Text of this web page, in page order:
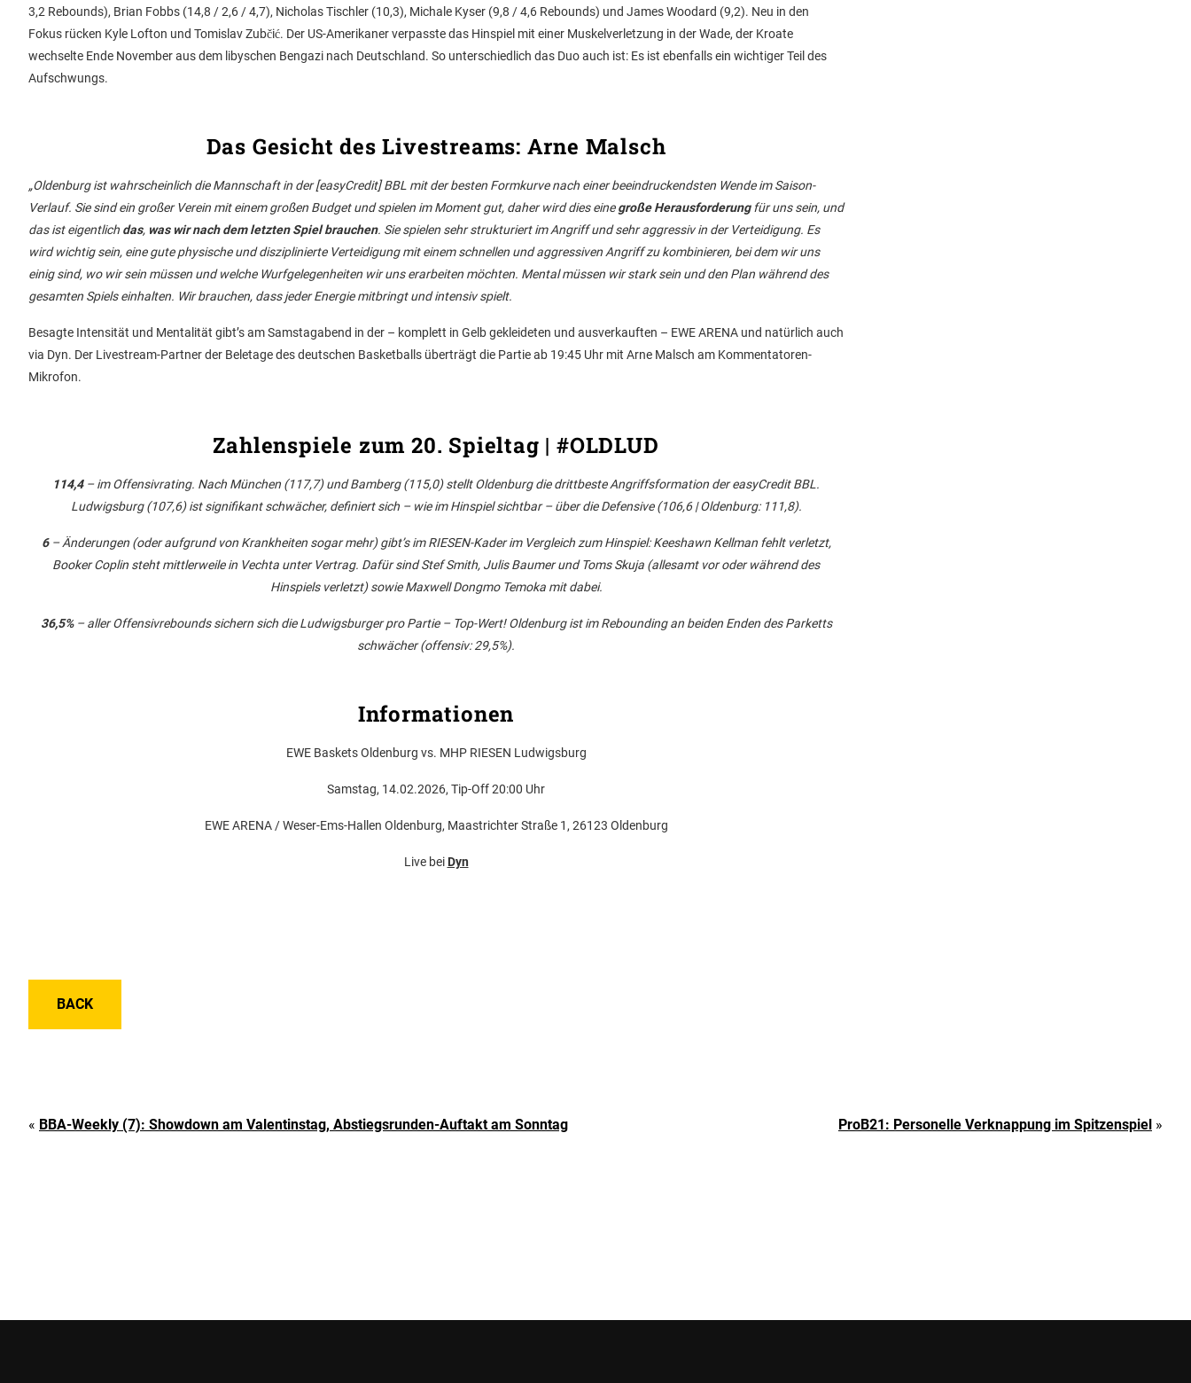
3,2 Rebounds), Brian Fobbs (14,8 / 2,6 / 4,7), Nicholas Tischler (10,3), Michale Kyser (9,8 / 4,6 Rebounds) und James Woodard (9,2). Neu in den
Fokus rücken Kyle Lofton und Tomislav Zubčić. Der US-Amerikaner verpasste das Hinspiel mit einer Muskelverletzung in der Wade, der Kroate
wechselte Ende November aus dem libyschen Bengazi nach Deutschland. So unterschiedlich das Duo auch ist: Es ist ebenfalls ein wichtiger Teil des
Aufschwungs.
Das Gesicht des Livestreams: Arne Malsch
„Oldenburg ist wahrscheinlich die Mannschaft in der [easyCredit] BBL mit der besten Formkurve nach einer beeindruckendsten Wende im Saison-
Verlauf. Sie sind ein großer Verein mit einem großen Budget und spielen im Moment gut, daher wird dies einegroße Herausforderungfür uns sein, und
das ist eigentlich das, was wir nach dem letzten Spiel brauchen. Sie spielen sehr strukturiert im Angriff und sehr aggressiv in der Verteidigung. Es
wird wichtig sein, eine gute physische und disziplinierte Verteidigung mit einem schnellen und aggressiven Angriff zu kombinieren, bei dem wir uns
einig sind, wo wir sein müssen und welche Wurfgelegenheiten wir uns erarbeiten möchten. Mental müssen wir stark sein und den Plan während des
gesamten Spiels einhalten. Wir brauchen, dass jeder Energie mitbringt und intensiv spielt.
Besagte Intensität und Mentalität gibt’s am Samstagabend in der – komplett in Gelb gekleideten und ausverkauften – EWE ARENA und natürlich auch
via Dyn. Der Livestream-Partner der Beletage des deutschen Basketballs überträgt die Partie ab 19:45 Uhr mit Arne Malsch am Kommentatoren-
Mikrofon.
Zahlenspiele zum 20. Spieltag | #OLDLUD
114,4 – im Offensivrating. Nach München (117,7) und Bamberg (115,0) stellt Oldenburg die drittbeste Angriffsformation der easyCredit BBL.
Ludwigsburg (107,6) ist signifikant schwächer, definiert sich – wie im Hinspiel sichtbar – über die Defensive (106,6 | Oldenburg: 111,8).
6– Änderungen (oder aufgrund von Krankheiten sogar mehr) gibt’s im RIESEN-Kader im Vergleich zum Hinspiel: Keeshawn Kellman fehlt verletzt,
Booker Coplin steht mittlerweile in Vechta unter Vertrag. Dafür sind Stef Smith, Julis Baumer und Toms Skuja (allesamt vor oder während des
Hinspiels verletzt) sowie Maxwell Dongmo Temoka mit dabei.
36,5%– aller Offensivrebounds sichern sich die Ludwigsburger pro Partie – Top-Wert! Oldenburg ist im Rebounding an beiden Enden des Parketts
schwächer (offensiv: 29,5%).
Informationen
EWE Baskets Oldenburg vs. MHP RIESEN Ludwigsburg
Samstag, 14.02.2026, Tip-Off 20:00 Uhr
EWE ARENA / Weser-Ems-Hallen Oldenburg, Maastrichter Straße 1, 26123 Oldenburg
Live bei Dyn
BACK
« BBA-Weekly (7): Showdown am Valentinstag, Abstiegsrunden-Auftakt am Sonntag ProB21: Personelle Verknappung im Spitzenspiel »